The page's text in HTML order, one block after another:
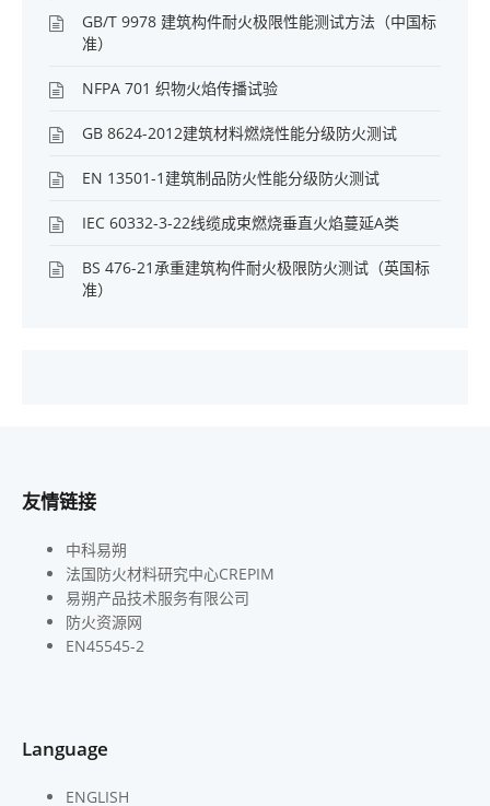
GB/T 9978 建筑构件耐火极限性能测试方法（中国标
准）
NFPA 701 织物火焰传播试验
GB 8624-2012建筑材料燃烧性能分级防火测试
EN 13501-1建筑制品防火性能分级防火测试
IEC 60332-3-22线缆成束燃烧垂直火焰蔓延A类
BS 476-21承重建筑构件耐火极限防火测试（英国标
准）
友情链接
中科易朔
法国防火材料研究中心CREPIM
易朔产品技术服务有限公司
防火资源网
EN45545-2
Language
ENGLISH